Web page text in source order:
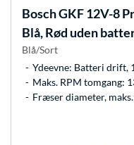
BoschGKF 12V-8
Blå, Rød uden
Blå/Sort
Ydeevne: Batteri drift,
Maks. RPM tomgang:
Fræser diameter,